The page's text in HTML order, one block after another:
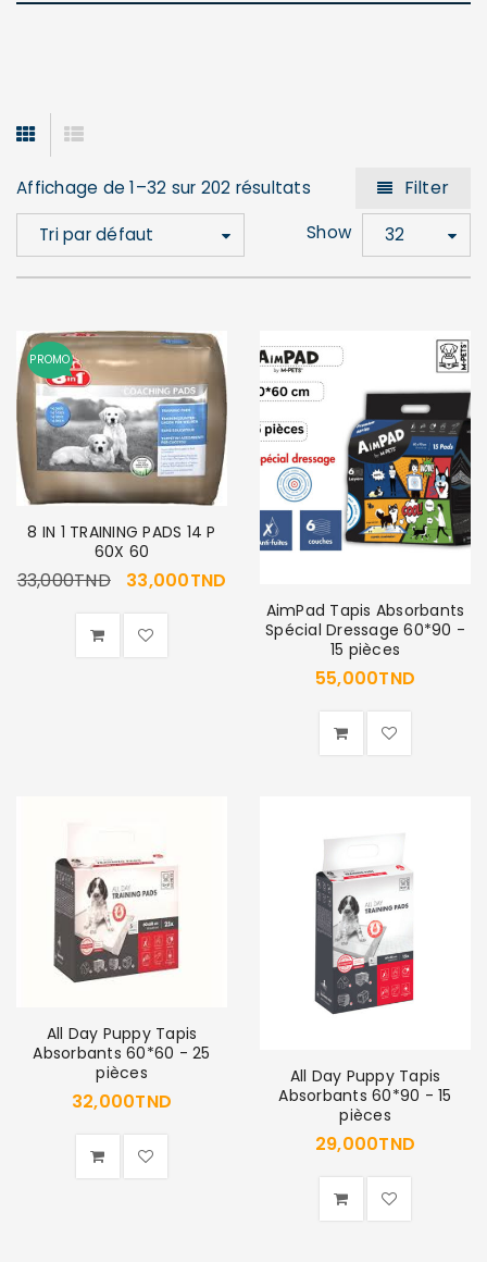
Affichage de 1–32 sur 202 résultats Filter
Tri par défaut Show 32
PROMO
8 IN 1 TRAINING PADS 14 P
60X 60
33,000TND 33,000TND
AimPad Tapis Absorbants
Spécial Dressage 60*90 -
15 pièces
55,000TND
All Day Puppy Tapis
Absorbants 60*60 - 25
pièces
32,000TND
All Day Puppy Tapis
Absorbants 60*90 - 15
pièces
29,000TND